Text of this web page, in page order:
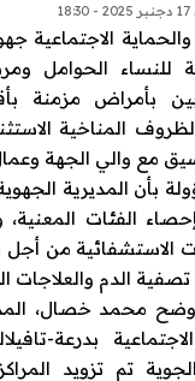
الاجتماعية
للنساء الحوامل
بأمراض مزمنة
المناخية
مع والي الجهة وعمال
بأن المديرية
الفئات
الاستشفائية من أجل
الدم والعلاجات
محمد خصال،
بدرعة-
الجوية تم تزويد